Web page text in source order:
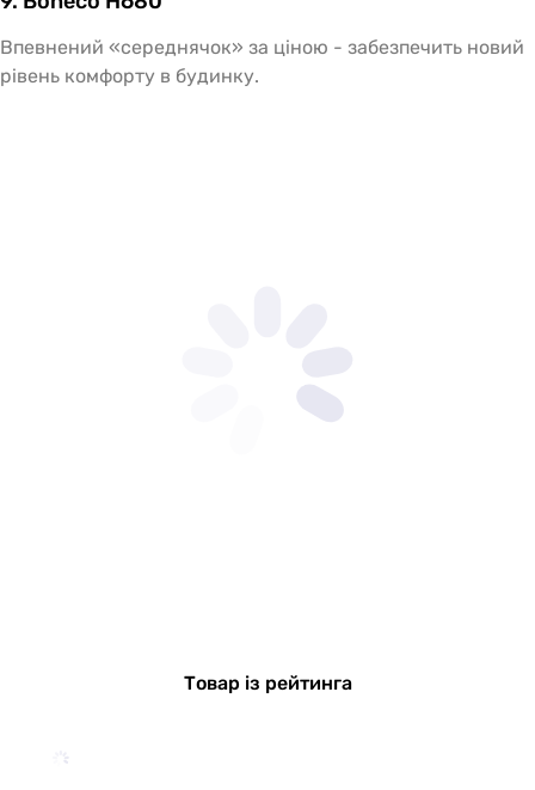
Впевнений «середнячок» за ціною - забезпечить новий
рівень комфорту в будинку.
Товар із рейтинга